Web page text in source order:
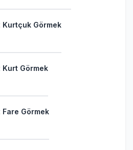
Kurtçuk Görmek
Kurt Görmek
Fare Görmek